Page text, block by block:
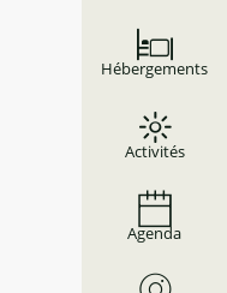
Hébergements
Activités
Agenda